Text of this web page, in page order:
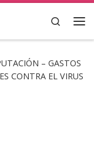
Search
– GASTOS
CONTRA EL VIRUS